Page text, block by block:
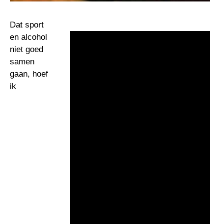
Dat sport
en alcohol
niet goed
samen
gaan, hoef
ik